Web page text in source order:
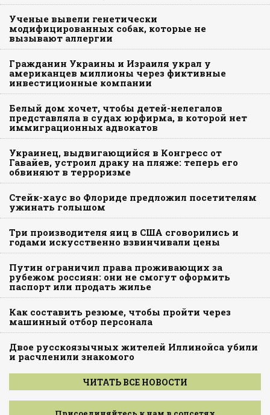
Ученые вывели генетически
модифицированных собак, которые не
вызывают аллергии
Гражданин Украины и Израиля украл у
американцев миллионы через фиктивные
инвестиционные компании
Белый дом хочет, чтобы детей-нелегалов
представляла в судах юрфирма, в которой нет
иммиграционных адвокатов
Украинец, выдвигающийся в Конгресс от
Гавайев, устроил драку на пляже: теперь его
обвиняют в терроризме
Стейк-хаус во Флориде предложил посетителям
ужинать голышом
Три производителя яиц в США сговорились и
годами искусственно взвинчивали цены
Путин ограничил права проживающих за
рубежом россиян: они не смогут оформить
паспорт или продать жилье
Как составить резюме, чтобы пройти через
машинный отбор персонала
Двое русскоязычных жителей Иллинойса убили
и расчленили знакомого
ЧИТАТЬ ВСЕ НОВОСТИ